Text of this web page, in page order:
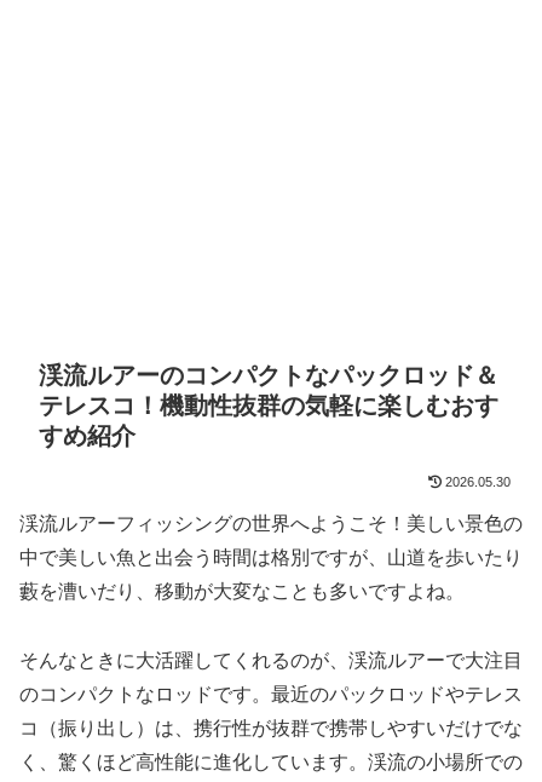
渓流ルアーのコンパクトなパックロッド＆
テレスコ！機動性抜群の気軽に楽しむおす
すめ紹介
2026.05.30
渓流ルアーフィッシングの世界へようこそ！美しい景色の
中で美しい魚と出会う時間は格別ですが、山道を歩いたり
藪を漕いだり、移動が大変なことも多いですよね。
そんなときに大活躍してくれるのが、渓流ルアーで大注目
のコンパクトなロッドです。最近のパックロッドやテレス
コ（振り出し）は、携行性が抜群で携帯しやすいだけでな
く、驚くほど高性能に進化しています。渓流の小場所での